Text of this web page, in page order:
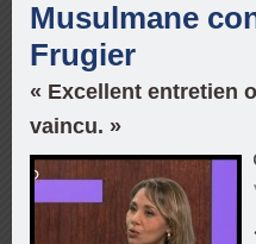
Musulmane
Frugier
« Excellent entretien
vaincu. »